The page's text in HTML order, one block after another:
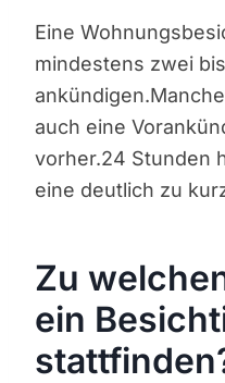
Eine
mindestens zwei
auch eine
vorher.24 Stunden
eine deutlich zu
Zu
ein